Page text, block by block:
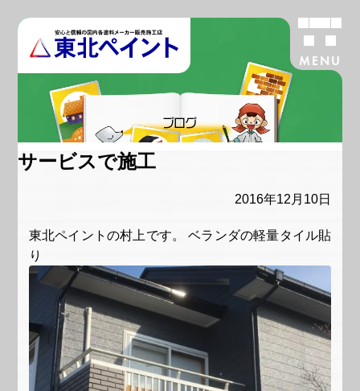
MENU
ブログ
サービスで施工
2016年12月10日
東北ペイントの村上です。 ベランダの軽量タイル貼
り